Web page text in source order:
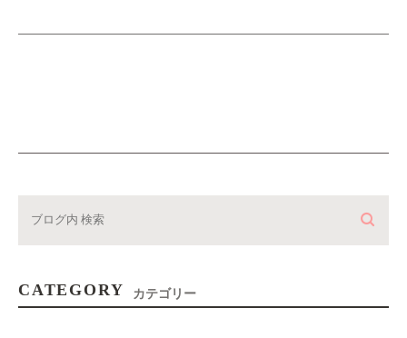
CATEGORY カテゴリー